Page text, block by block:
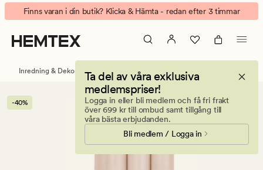
Premium
stearin
6pk
kronljus
Animerad
banner.
Klicka
på
att
pausa.
Finns varan i din butik? Klicka & Hämta - redan efter 3 timmar
Ta del av våra exklusiva
medlemspriser!
Logga in eller bli medlem och få fri frakt
över 699 kr till ombud samt tillgång till
våra bästa erbjudanden.
Bli medlem / Logga in
Inredning & Dekorationer Ljus & doftljus Kronljus
-40%